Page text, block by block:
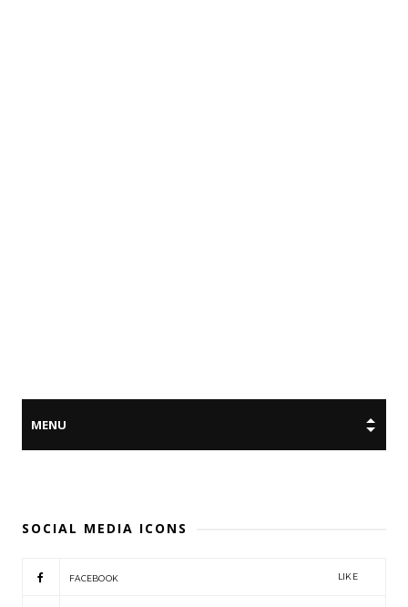
SOCIAL MEDIA ICONS
FACEBOOK LIKE